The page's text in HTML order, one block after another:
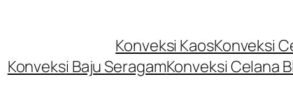
Konveksi KaosKonveksi
Konveksi Baju SeragamKonveksi Celana